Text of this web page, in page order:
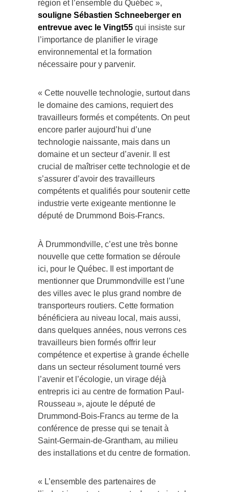
souligne Sébastien Schneeberger en
entrevue avec le Vingt55 qui insiste sur
l’importance de planifier le virage
environnemental et la formation
nécessaire pour y parvenir.
« Cette nouvelle technologie, surtout dans
le domaine des camions, requiert des
travailleurs formés et compétents. On peut
encore parler aujourd’hui d’une
technologie naissante, mais dans un
domaine et un secteur d’avenir. Il est
crucial de maîtriser cette technologie et de
s’assurer d’avoir des travailleurs
compétents et qualifiés pour soutenir cette
industrie verte exigeante mentionne le
député de Drummond Bois-Francs.
À Drummondville, c’est une très bonne
nouvelle que cette formation se déroule
ici, pour le Québec. Il est important de
mentionner que Drummondville est l’une
des villes avec le plus grand nombre de
transporteurs routiers. Cette formation
bénéficiera au niveau local, mais aussi,
dans quelques années, nous verrons ces
travailleurs bien formés offrir leur
compétence et expertise à grande échelle
dans un secteur résolument tourné vers
l’avenir et l’écologie, un virage déjà
entrepris ici au centre de formation Paul-
Rousseau », ajoute le député de
Drummond-Bois-Francs au terme de la
conférence de presse qui se tenait à
Saint-Germain-de-Grantham, au milieu
des installations et du centre de formation.
« L’ensemble des partenaires de